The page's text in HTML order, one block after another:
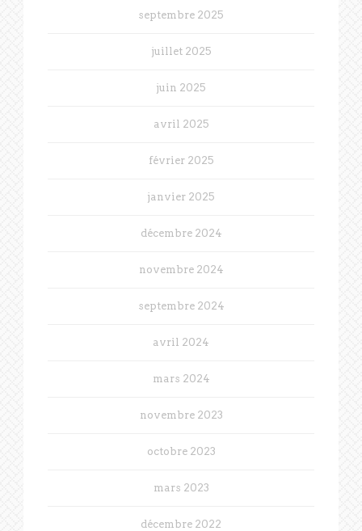
septembre 2025
juillet 2025
juin 2025
avril 2025
février 2025
janvier 2025
décembre 2024
novembre 2024
septembre 2024
avril 2024
mars 2024
novembre 2023
octobre 2023
mars 2023
décembre 2022